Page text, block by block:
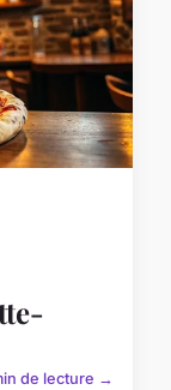
de lecture →